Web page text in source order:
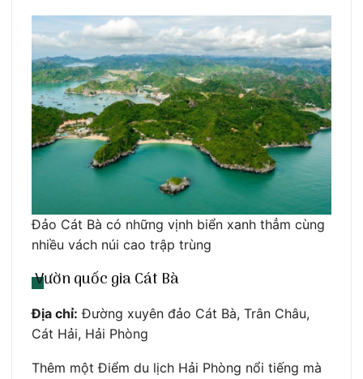
Đảo Cát Bà có những vịnh biển xanh thẳm cùng
nhiều vách núi cao trập trùng
Vườn quốc gia Cát Bà
Địa chỉ: Đường xuyên đảo Cát Bà, Trân Châu,
Cát Hải, Hải Phòng
Thêm một Điểm du lịch Hải Phòng nổi tiếng mà